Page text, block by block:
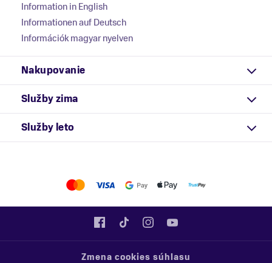
Information in English
Informationen auf Deutsch
Információk magyar nyelven
Nakupovanie
Služby zima
Služby leto
Zmena cookies súhlasu